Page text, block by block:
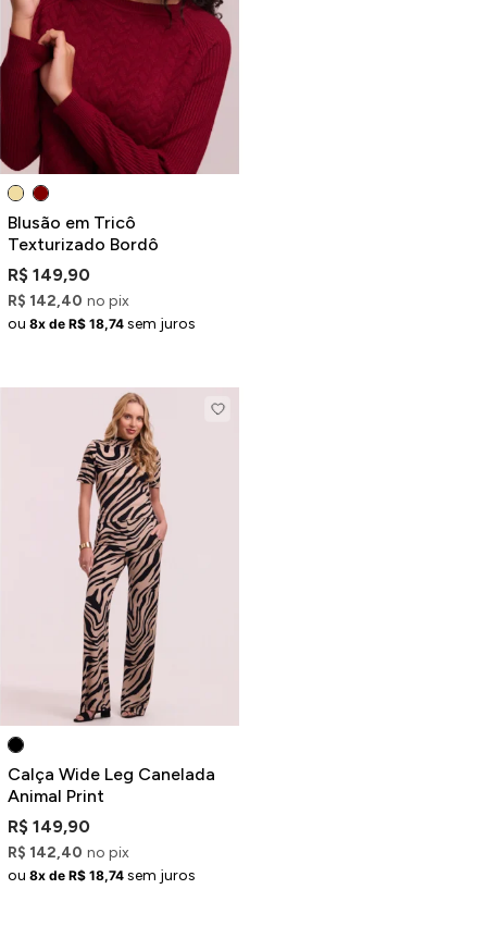
Blusão em Tricô
Texturizado Bordô
R$ 149,90
R$ 142,40 no pix
ou 8x de R$ 18,74 sem juros
Calça Wide Leg Canelada
Animal Print
R$ 149,90
R$ 142,40 no pix
ou 8x de R$ 18,74 sem juros